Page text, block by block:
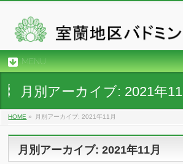
MENU
月別アーカイブ: 2021年11
HOME » 月別アーカイブ: 2021年11月
月別アーカイブ: 2021年11月